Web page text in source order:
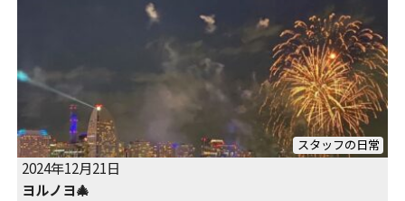
2024年12月21日
スタッフの日常
ヨルノヨ🎄